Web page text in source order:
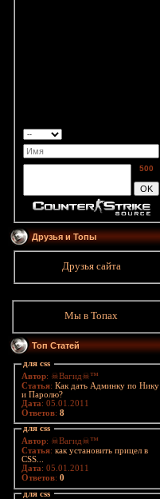
500
Друзья и Топы
Друзья сайта
Мы в Топах
Топ Статей
для css
Автор: ☠Вагид☠™
Статья: Как дать Админку по Нику
и Паролю?
Дата: 05.01.2011
Ответов: 8
для css
Автор: ☠Вагид☠™
Статья: как установить прицел в
CSS...
Дата: 05.01.2011
Ответов: 0
для css